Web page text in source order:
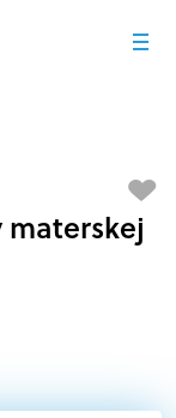
materskej